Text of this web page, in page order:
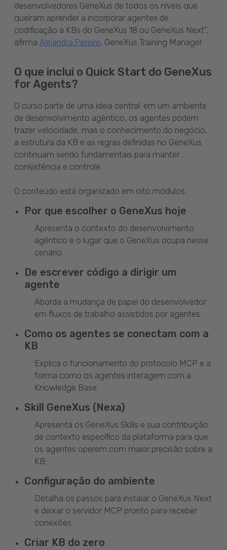
desenvolvedores GeneXus de todos os níveis que
queiram aprender a incorporar agentes de
codificação a KBs do GeneXus 18 ou GeneXus Next",
afirma Alejandra Pereiro, GeneXus Training Manager.
O que inclui o Quick Start do GeneXus
for Agents?
O curso parte de uma ideia central: em um ambiente
de desenvolvimento agêntico, os agentes podem
trazer velocidade, mas o conhecimento do negócio,
a estrutura da KB e as regras definidas no GeneXus
continuam sendo fundamentais para manter
consistência e controle.
O conteúdo está organizado em oito módulos:
Por que escolher o GeneXus hoje
Apresenta o contexto do desenvolvimento
agêntico e o lugar que o GeneXus ocupa nesse
cenário.
De escrever código a dirigir um
agente
Aborda a mudança de papel do desenvolvedor
em fluxos de trabalho assistidos por agentes.
Como os agentes se conectam com a
KB
Explica o funcionamento do protocolo MCP e a
forma como os agentes interagem com a
Knowledge Base.
Skill GeneXus (Nexa)
Apresenta os GeneXus Skills e sua contribuição
de contexto específico da plataforma para que
os agentes operem com maior precisão sobre a
KB.
Configuração do ambiente
Detalha os passos para instalar o GeneXus Next
e deixar o servidor MCP pronto para receber
conexões.
Criar KB do zero